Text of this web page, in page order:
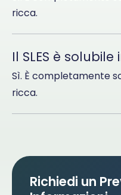
ricca.
Il SLES è
Sì. È completamente
ricca.
Richiedi un